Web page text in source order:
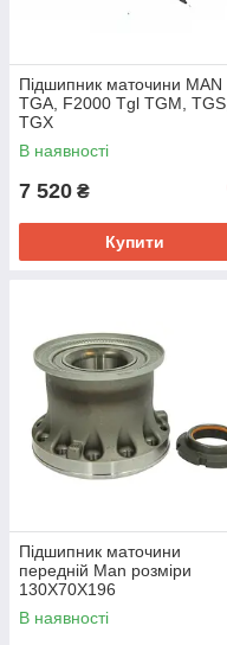
Підшипник маточини MAN
TGA, F2000 Tgl TGM, TGS,
TGX
В наявності
7 520 ₴
Купити
Підшипник маточини
передній Man розміри
130X70X196
В наявності